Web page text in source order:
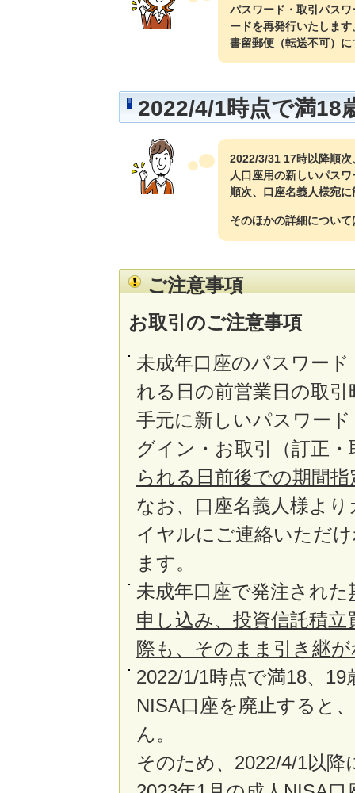
パスワード・取引パス
ードを再発行いたしま
書留郵便（転送不可）
2022/4/1時点で満18
2022/3/31 17時以降順
人口座用の新しいパス
順次、口座名義人様宛
そのほかの詳細について
ご注意事項
お取引のご注意事項
未成年口座のパスワー
れる日の前営業日の取
手元に新しいパスワー
グイン・お取引（訂正
られる日前後での期間
なお、口座名義人様よ
イヤルにご連絡いただ
ます。
未成年口座で発注された
申し込み、投資信託積
際も、そのまま引き継
2022/1/1時点で満18、
NISA口座を廃止すると
ん。
そのため、2022/4/1以